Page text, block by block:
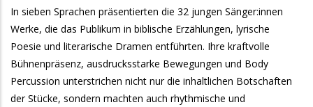
In sieben Sprachen präsentierten die 32 jungen Sänger:innen
Werke, die das Publikum in biblische Erzählungen, lyrische
Poesie und literarische Dramen entführten. Ihre kraftvolle
Bühnenpräsenz, ausdrucksstarke Bewegungen und Body
Percussion unterstrichen nicht nur die inhaltlichen Botschaften
der Stücke, sondern machten auch rhythmische und